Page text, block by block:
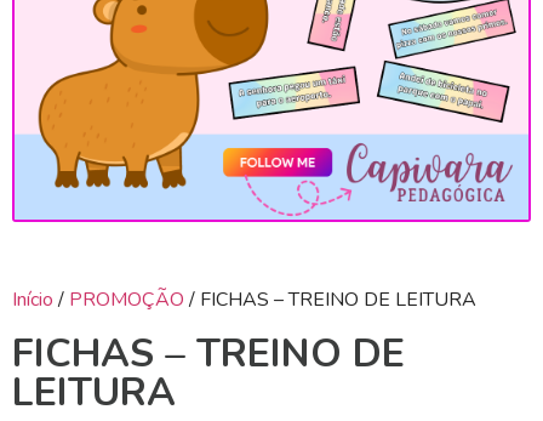
Início / PROMOÇÃO / FICHAS – TREINO DE LEITURA
FICHAS – TREINO DE
LEITURA